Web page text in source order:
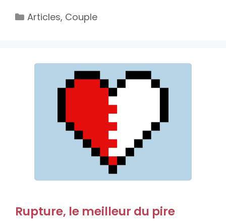
Catégories
Articles, Couple
Rupture, le meilleur du pire